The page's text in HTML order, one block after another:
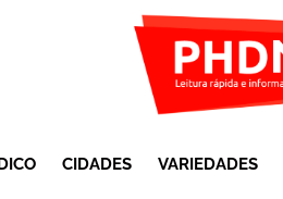
CIDADES VARIEDADES